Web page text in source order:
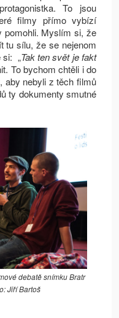
To jsou
filmy přímo vybízí
pomohli. Myslím si, že
tu sílu, že se nejenom
si: „Tak ten svět je fakt
To bychom chtěli i do
aby nebyli z těch filmů
ty dokumenty smutné
debatě snímku Bratr
Jiří Bartoš